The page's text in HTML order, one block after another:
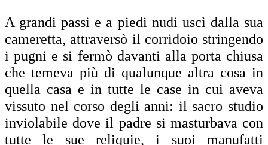
A grandi passi e a piedi nudi uscì dalla sua
cameretta, attraversò il corridoio stringendo
i pugni e si fermò davanti alla porta chiusa
che temeva più di qualunque altra cosa in
quella casa e in tutte le case in cui aveva
vissuto nel corso degli anni: il sacro studio
inviolabile dove il padre si masturbava con
tutte le sue reliquie, i suoi manufatti